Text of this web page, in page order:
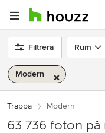
Filtrera Rum
Modern
Trappa Modern
63 736 foton